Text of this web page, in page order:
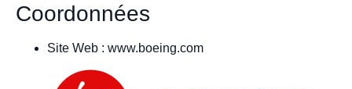
Coordonnées
Site Web : www.boeing.com